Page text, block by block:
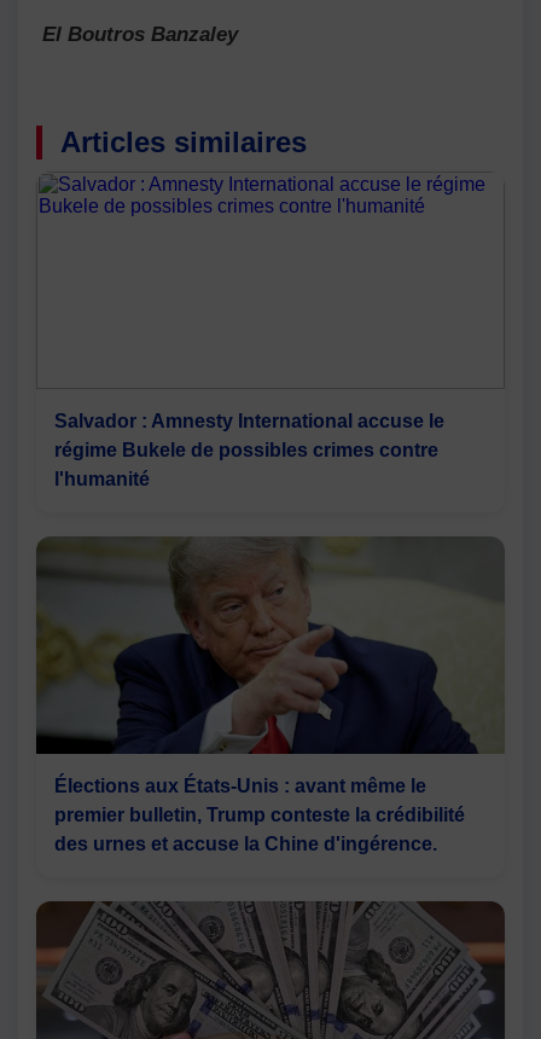
El Boutros Banzaley
Articles similaires
Salvador : Amnesty International accuse le
régime Bukele de possibles crimes contre
l'humanité
Élections aux États-Unis : avant même le
premier bulletin, Trump conteste la crédibilité
des urnes et accuse la Chine d'ingérence.